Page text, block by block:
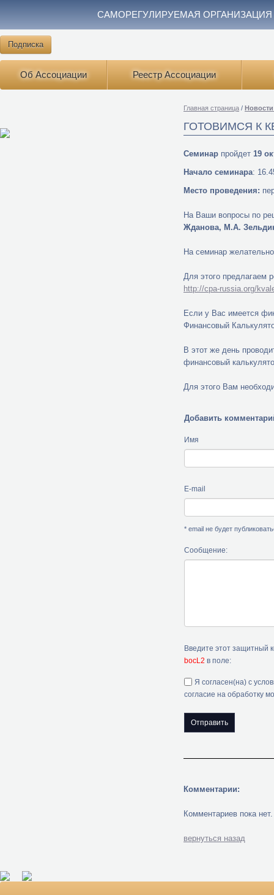
САМОРЕГУЛИРУЕМАЯ
Подписка
Об Ассоциации Реестр Ассоциации
Главная страница /
ГОТОВИМСЯ К
Семинар пройдет 19
Начало семинара:
Место проведения:
На Ваши вопросы по
Жданова, М.А.
На семинар
Для этого предлагаем
http://cpa-russia.org/
Если у Вас имеется
Финансовый
В этот же день
финансовый
Для этого Вам
Добавить
Имя
E-mail
* email не будет
Сообщение:
Введите этот защитный
bocL2 в поле:
Я согласен(на) с
согласие на обработку
Комментарии:
Комментариев пока нет.
вернуться назад